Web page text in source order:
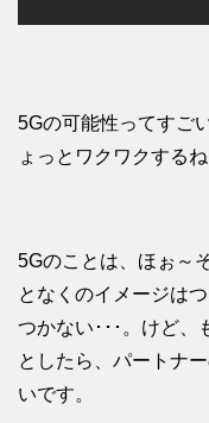
5Gの可能性ってすご
ょっとワクワクするね
5Gのことは、ほぉ～
となくのイメージは
つかない･･･。けど、
としたら、パートナ
いです。